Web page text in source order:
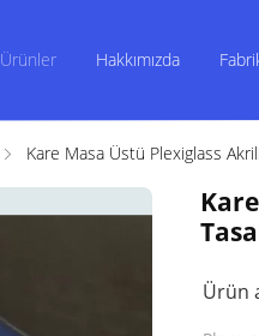
Ürünler Hakkımızda
Kare Masa Üstü Plexiglass
Ürün